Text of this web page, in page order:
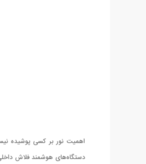
اهمیت نور بر کسی پوشیده